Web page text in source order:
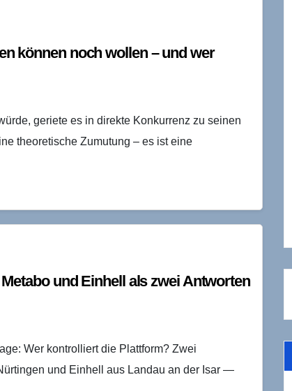
können noch wollen – und wer
geriete es in direkte Konkurrenz zu seinen
theoretische Zumutung – es ist eine
und Einhell als zwei Antworten
Wer kontrolliert die Plattform? Zwei
und Einhell aus Landau an der Isar —